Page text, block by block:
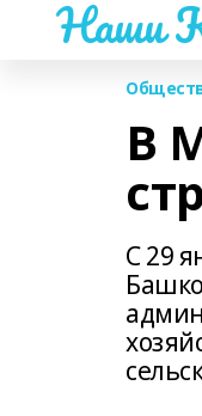
Наши
В
С 29